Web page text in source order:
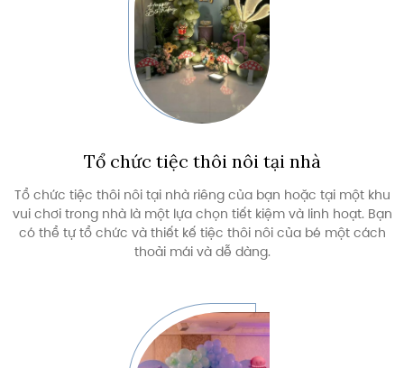
Tổ chức tiệc thôi nôi tại nhà
Tổ chức tiệc thôi nôi tại nhà riêng của bạn hoặc tại một khu
vui chơi trong nhà là một lựa chọn tiết kiệm và linh hoạt. Bạn
có thể tự tổ chức và thiết kế tiệc thôi nôi của bé một cách
thoải mái và dễ dàng.